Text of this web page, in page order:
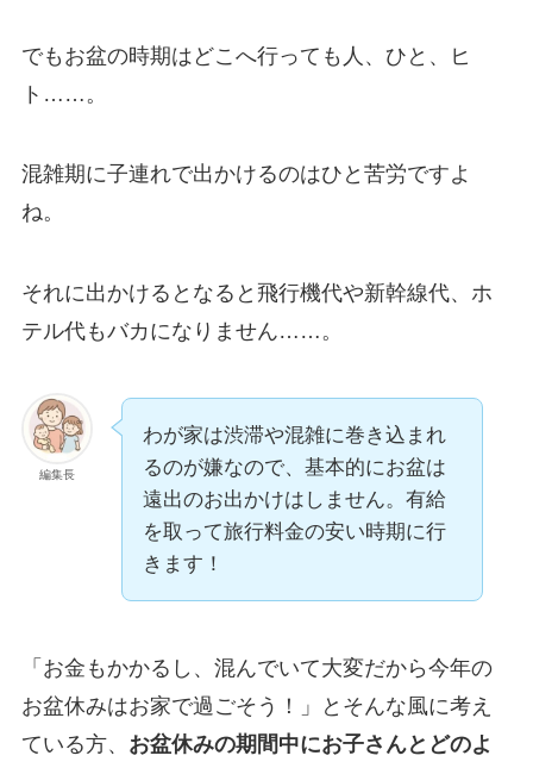
でもお盆の時期はどこへ行っても人、ひと、ヒ
ト……。
混雑期に子連れで出かけるのはひと苦労ですよ
ね。
それに出かけるとなると飛行機代や新幹線代、ホ
テル代もバカになりません……。
編集長
わが家は渋滞や混雑に巻き込まれ
るのが嫌なので、基本的にお盆は
遠出のお出かけはしません。有給
を取って旅行料金の安い時期に行
きます！
「お金もかかるし、混んでいて大変だから今年の
お盆休みはお家で過ごそう！」とそんな風に考え
ている方、 お盆休みの期間中にお子さんとどのよ